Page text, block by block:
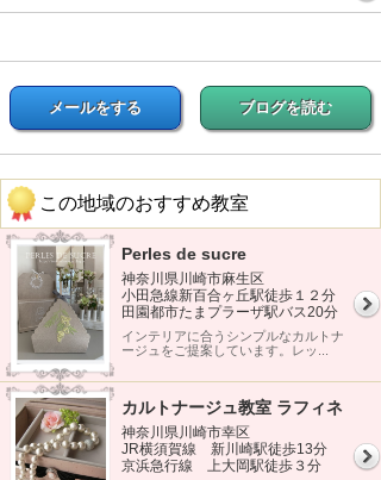
メールをする ブログを読む
この地域のおすすめ教室
Perles de sucre
神奈川県川崎市麻生区
小田急線新百合ヶ丘駅徒歩１２分
田園都市たまプラーザ駅バス20分
インテリアに合うシンプルなカルトナ
ージュをご提案しています。レッ...
カルトナージュ教室 ラフィネ
神奈川県川崎市幸区
JR横須賀線 新川崎駅徒歩13分
京浜急行線 上大岡駅徒歩３分